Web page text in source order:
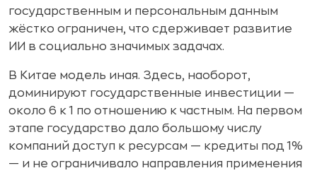
государственным и персональным данным
жёстко ограничен, что сдерживает развитие
ИИ в социально значимых задачах.
В Китае модель иная. Здесь, наоборот,
доминируют государственные инвестиции —
около 6 к 1 по отношению к частным. На первом
этапе государство дало большому числу
компаний доступ к ресурсам — кредиты под 1%
— и не ограничивало направления применения